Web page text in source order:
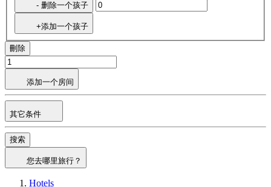
- 删除一个孩子
+添加一个孩子
刪除
添加一个房间
其它条件
搜索
您去哪里旅行？
Hotels